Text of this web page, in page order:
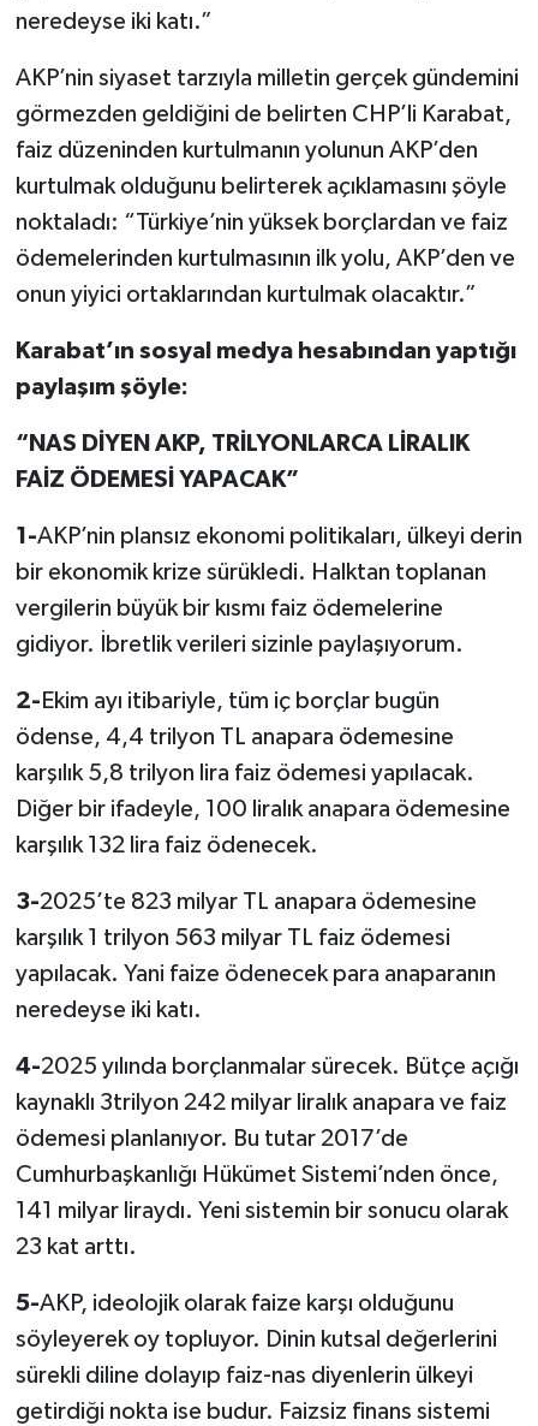
neredeyse iki katı.”
AKP’nin siyaset tarzıyla milletin gerçek gündemini
görmezden geldiğini de belirten CHP’li Karabat,
faiz düzeninden kurtulmanın yolunun AKP’den
kurtulmak olduğunu belirterek açıklamasını şöyle
noktaladı: “Türkiye’nin yüksek borçlardan ve faiz
ödemelerinden kurtulmasının ilk yolu, AKP’den ve
onun yiyici ortaklarından kurtulmak olacaktır.”
Karabat’ın sosyal medya hesabından yaptığı
paylaşım şöyle:
“NAS DİYEN AKP, TRİLYONLARCA LİRALIK
FAİZ ÖDEMESİ YAPACAK”
1-AKP’nin plansız ekonomi politikaları, ülkeyi derin
bir ekonomik krize sürükledi. Halktan toplanan
vergilerin büyük bir kısmı faiz ödemelerine
gidiyor. İbretlik verileri sizinle paylaşıyorum.
2- Ekim ayı itibariyle, tüm iç borçlar bugün
ödense, 4,4 trilyon TL anapara ödemesine
karşılık 5,8 trilyon lira faiz ödemesi yapılacak.
Diğer bir ifadeyle, 100 liralık anapara ödemesine
karşılık 132 lira faiz ödenecek.
3-2025’te 823 milyar TL anapara ödemesine
karşılık 1 trilyon 563 milyar TL faiz ödemesi
yapılacak. Yani faize ödenecek para anaparanın
neredeyse iki katı.
4-2025 yılında borçlanmalar sürecek. Bütçe açığı
kaynaklı 3trilyon 242 milyar liralık anapara ve faiz
ödemesi planlanıyor. Bu tutar 2017’de
Cumhurbaşkanlığı Hükümet Sistemi’nden önce,
141 milyar liraydı. Yeni sistemin bir sonucu olarak
23 kat arttı.
5-AKP, ideolojik olarak faize karşı olduğunu
söyleyerek oy topluyor. Dinin kutsal değerlerini
sürekli diline dolayıp faiz-nas diyenlerin ülkeyi
getirdiği nokta ise budur. Faizsiz finans sistemi